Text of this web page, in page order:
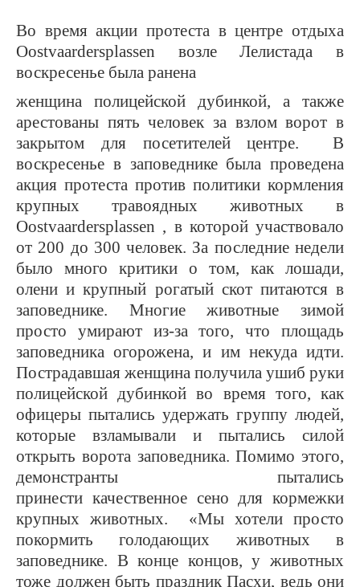
Во время акции протеста в центре отдыха
Oostvaardersplassen
возле Лелистада в
воскресенье была ранена
женщина полицейской дубинкой, а также
арестованы пять человек за взлом ворот в
закрытом для посетителей центре. В
воскресенье в заповеднике была проведена
акция протеста против политики кормления
крупных травоядных животных в
Oostvaardersplassen , в которой участвовало
от 200 до 300 человек. За последние недели
было много критики о том, как лошади,
олени и крупный рогатый скот питаются в
заповеднике. Многие животные зимой
просто умирают из-за того, что площадь
заповедника огорожена, и им некуда идти.
Пострадавшая женщина получила ушиб руки
полицейской дубинкой во время того, как
офицеры пытались удержать группу людей,
которые взламывали и пытались силой
открыть ворота заповедника. Помимо этого,
демонстранты пытались
принести качественное сено для кормежки
крупных животных. «Мы хотели просто
покормить голодающих животных в
заповеднике. В конце концов, у животных
тоже должен быть праздник Пасхи, ведь они